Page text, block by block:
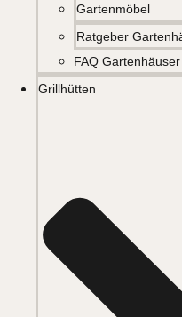
Gartenmöbel
Ratgeber
FAQ Gartenhäuser
Grillhütten